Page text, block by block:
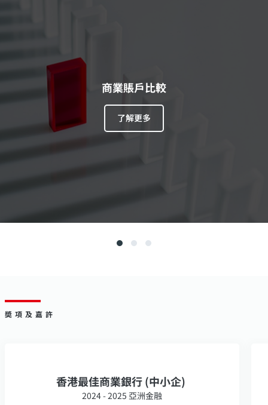
商業賬戶比較
了解更多
奬項及嘉許
香港最佳商業銀行 (中小企)
2024 - 2025 亞洲金融